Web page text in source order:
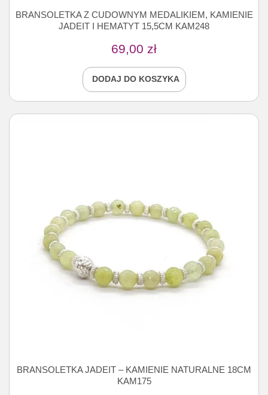
BRANSOLETKA Z CUDOWNYM MEDALIKIEM, KAMIENIE
JADEIT I HEMATYT 15,5CM KAM248
69,00 zł
DODAJ DO KOSZYKA
BRANSOLETKA JADEIT – KAMIENIE NATURALNE 18CM
KAM175